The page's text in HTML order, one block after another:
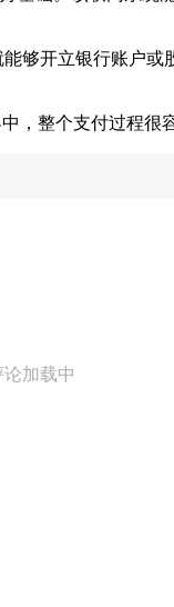
够开立银行账户
整个支付过程很容
论加载中